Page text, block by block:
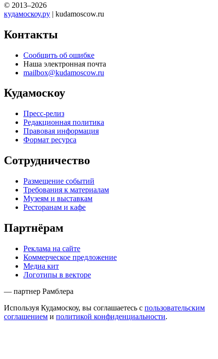
© 2013–2026
кудамоскоу.ру | kudamoscow.ru
Контакты
Сообщить об ошибке
Наша электронная почта
mailbox@kudamoscow.ru
Кудамоскоу
Пресс-релиз
Редакционная политика
Правовая информация
Формат ресурса
Сотрудничество
Размещение событий
Требования к материалам
Музеям и выставкам
Ресторанам и кафе
Партнёрам
Реклама на сайте
Коммерческое предложение
Медиа кит
Логотипы в векторе
— партнер Рамблера
Используя Кудамоскоу, вы соглашаетесь с пользовательским
соглашением и политикой конфиденциальности.